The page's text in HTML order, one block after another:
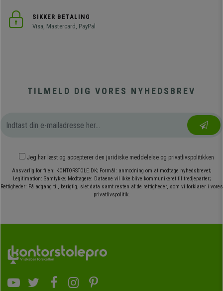
SIKKER BETALING
Visa, Mastercard, PayPal
TILMELD DIG VORES NYHEDSBREV
Jeg har læst og accepterer den juridiske meddelelse og privatlivspolitikken
Ansvarlig for filen: KONTORSTOLE.DK; Formål: anmodning om at modtage nyhedsbrevet;
Legitimation: Samtykke; Modtagere: Dataene vil ikke blive kommunikeret til tredjeparter;
Rettigheder: Få adgang til, berigtig, slet data samt resten af de rettigheder, som vi forklarer i vores
privatlivspolitik.